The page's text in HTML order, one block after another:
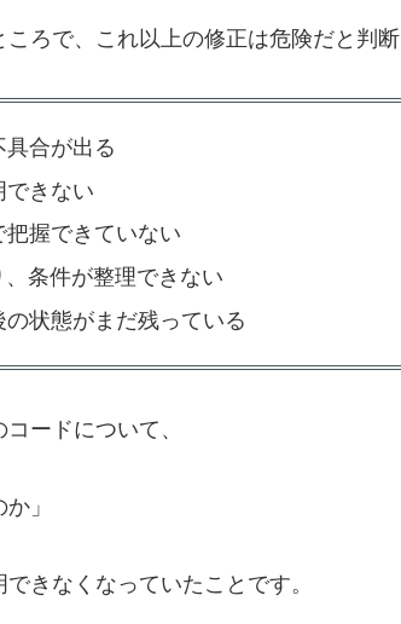
ろで、これ以上の修正は危険だと判断
合が出る
できない
握できていない
条件が整理できない
状態がまだ残っている
ードについて、
」
きなくなっていたことです。